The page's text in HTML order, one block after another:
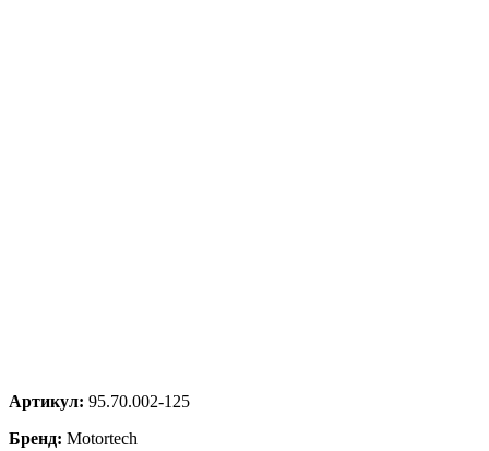
Артикул: 95.70.002-125
Бренд: Motortech